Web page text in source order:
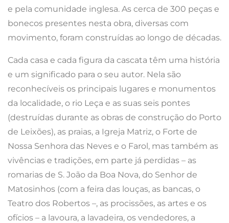
e pela comunidade inglesa. As cerca de 300 peças e
bonecos presentes nesta obra, diversas com
movimento, foram construídas ao longo de décadas.
Cada casa e cada figura da cascata têm uma história
e um significado para o seu autor. Nela são
reconhecíveis os principais lugares e monumentos
da localidade, o rio Leça e as suas seis pontes
(destruídas durante as obras de construção do Porto
de Leixões), as praias, a Igreja Matriz, o Forte de
Nossa Senhora das Neves e o Farol, mas também as
vivências e tradições, em parte já perdidas – as
romarias de S. João da Boa Nova, do Senhor de
Matosinhos (com a feira das louças, as bancas, o
Teatro dos Robertos –, as procissões, as artes e os
ofícios – a lavoura, a lavadeira, os vendedores, a